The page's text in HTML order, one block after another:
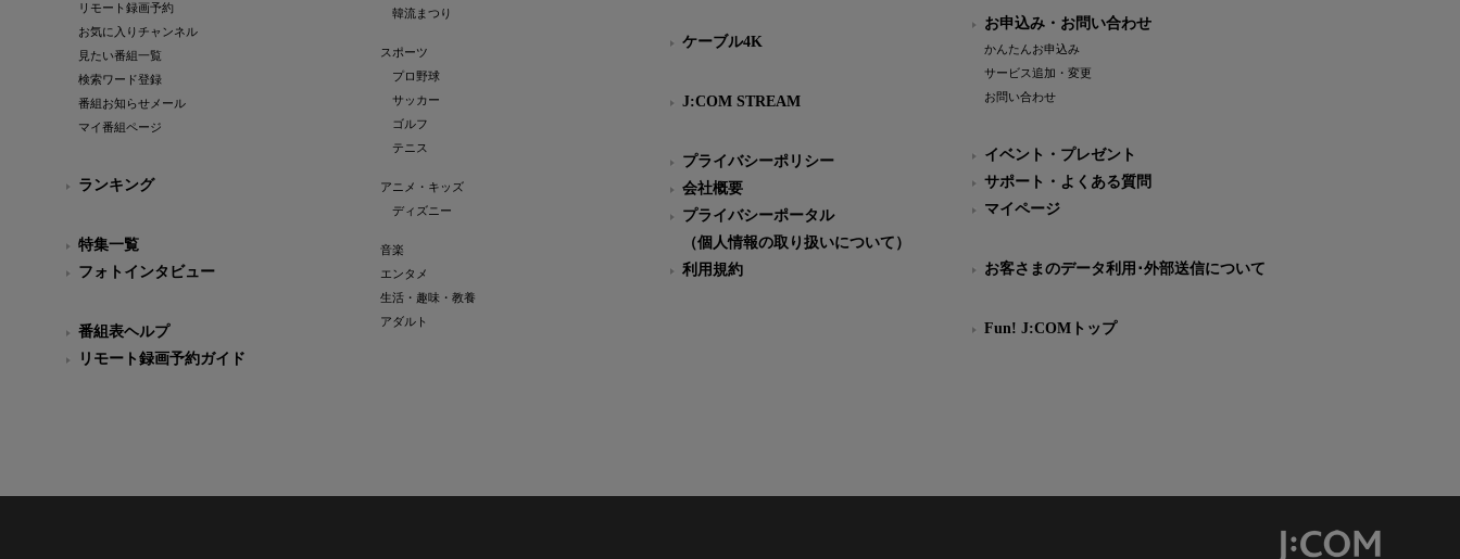
リモート録画予約
お気に入りチャンネル
見たい番組一覧
検索ワード登録
番組お知らせメール
マイ番組ページ
ランキング
特集一覧
フォトインタビュー
番組表ヘルプ
リモート録画予約ガイド
韓流まつり
スポーツ
プロ野球
サッカー
ゴルフ
テニス
アニメ・キッズ
ディズニー
音楽
エンタメ
生活・趣味・教養
アダルト
ケーブル4K
J:COM STREAM
プライバシーポリシー
会社概要
プライバシーポータル
（個人情報の取り扱いについて）
利用規約
お申込み・お問い合わせ
かんたんお申込み
サービス追加・変更
お問い合わせ
イベント・プレゼント
サポート・よくある質問
マイページ
お客さまのデータ利用･外部送信について
Fun! J:COMトップ